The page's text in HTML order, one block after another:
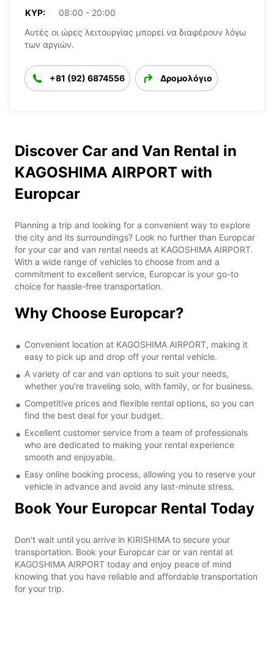
ΚΥΡ:
08:00 - 20:00
Αυτές οι ώρες λειτουργίας μπορεί να διαφέρουν λόγω
των αργιών.
+81 (92) 6874556 Δρομολόγιο
Discover Car and Van Rental in
KAGOSHIMA AIRPORT with
Europcar
Planning a trip and looking for a convenient way to explore
the city and its surroundings? Look no further than Europcar
for your car and van rental needs at KAGOSHIMA AIRPORT.
With a wide range of vehicles to choose from and a
commitment to excellent service, Europcar is your go-to
choice for hassle-free transportation.
Why Choose Europcar?
Convenient location at KAGOSHIMA AIRPORT, making it
easy to pick up and drop off your rental vehicle.
A variety of car and van options to suit your needs,
whether you're traveling solo, with family, or for business.
Competitive prices and flexible rental options, so you can
find the best deal for your budget.
Excellent customer service from a team of professionals
who are dedicated to making your rental experience
smooth and enjoyable.
Easy online booking process, allowing you to reserve your
vehicle in advance and avoid any last-minute stress.
Book Your Europcar Rental Today
Don't wait until you arrive in KIRISHIMA to secure your
transportation. Book your Europcar car or van rental at
KAGOSHIMA AIRPORT today and enjoy peace of mind
knowing that you have reliable and affordable transportation
for your trip.